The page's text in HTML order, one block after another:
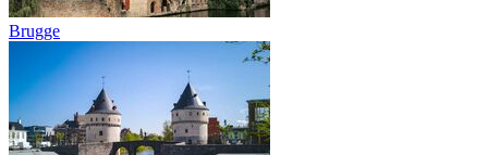
Brugge